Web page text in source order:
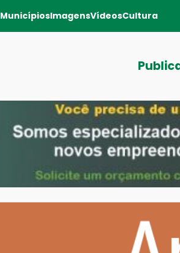
MunicípiosImagensVídeosCultura